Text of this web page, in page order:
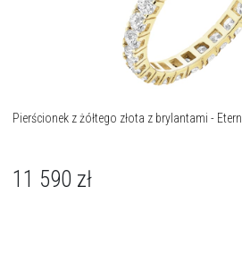
Pierścionek z żółtego złota z brylantami -
11 590 zł